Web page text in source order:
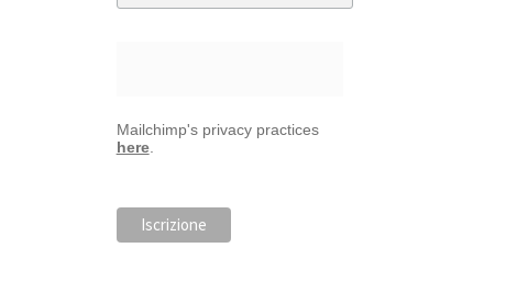
Mailchimp's privacy practices
here.